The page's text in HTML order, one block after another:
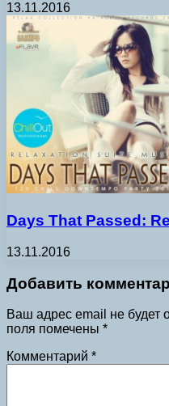
13.11.2016
Days That Passed:
13.11.2016
Добавить
Ваш адрес email не будет
поля помечены *
Комментарий *